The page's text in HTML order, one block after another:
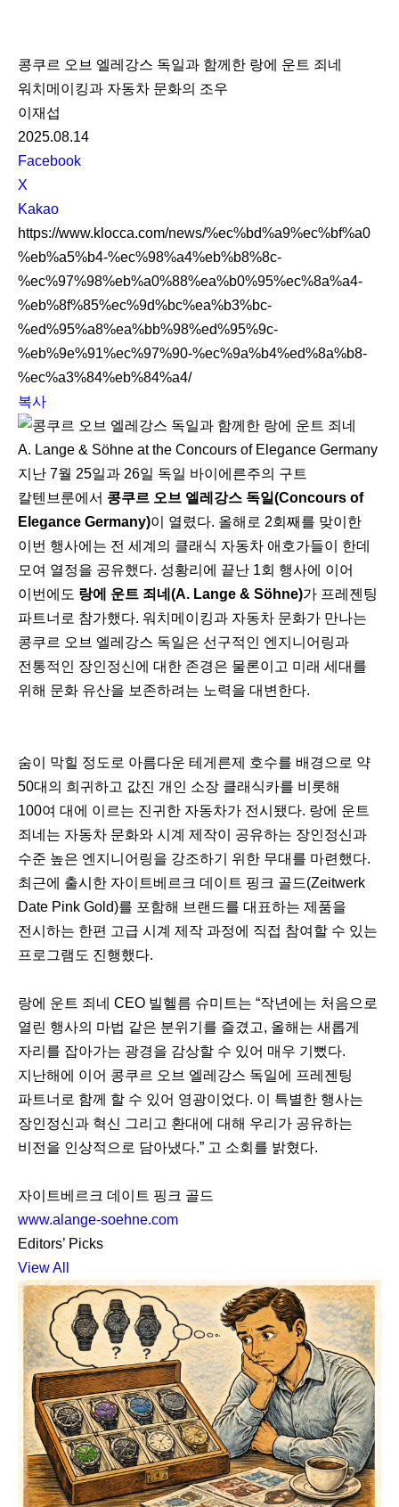
O
C
콩쿠르 오브 엘레강스 독일과 함께한 랑에 운트 죄네
워치메이킹과 자동차 문화의 조우
이재섭
2025.08.14
S
N
S
S
h
a
r
e
Facebook
X
Kakao
https://www.klocca.com/news/%ec%bd%a9%ec%bf%a0
%eb%a5%b4-%ec%98%a4%eb%b8%8c-
%ec%97%98%eb%a0%88%ea%b0%95%ec%8a%a4-
%eb%8f%85%ec%9d%bc%ea%b3%bc-
%ed%95%a8%ea%bb%98%ed%95%9c-
%eb%9e%91%ec%97%90-%ec%9a%b4%ed%8a%b8-
%ec%a3%84%eb%84%a4/
복사
A. Lange & Söhne at the Concours of Elegance Germany
지난 7월 25일과 26일 독일 바이에른주의 구트
칼텐브룬에서 콩쿠르 오브 엘레강스 독일(Concours of
Elegance Germany)이 열렸다. 올해로 2회째를 맞이한
이번 행사에는 전 세계의 클래식 자동차 애호가들이 한데
모여 열정을 공유했다. 성황리에 끝난 1회 행사에 이어
이번에도 랑에 운트 죄네(A. Lange & Söhne)가 프레젠팅
파트너로 참가했다. 워치메이킹과 자동차 문화가 만나는
콩쿠르 오브 엘레강스 독일은 선구적인 엔지니어링과
전통적인 장인정신에 대한 존경은 물론이고 미래 세대를
위해 문화 유산을 보존하려는 노력을 대변한다.
숨이 막힐 정도로 아름다운 테게른제 호수를 배경으로 약
50대의 희귀하고 값진 개인 소장 클래식카를 비롯해
100여 대에 이르는 진귀한 자동차가 전시됐다. 랑에 운트
죄네는 자동차 문화와 시계 제작이 공유하는 장인정신과
수준 높은 엔지니어링을 강조하기 위한 무대를 마련했다.
최근에 출시한 자이트베르크 데이트 핑크 골드(Zeitwerk
Date Pink Gold)를 포함해 브랜드를 대표하는 제품을
전시하는 한편 고급 시계 제작 과정에 직접 참여할 수 있는
프로그램도 진행했다.
랑에 운트 죄네 CEO 빌헬름 슈미트는 “작년에는 처음으로
열린 행사의 마법 같은 분위기를 즐겼고, 올해는 새롭게
자리를 잡아가는 광경을 감상할 수 있어 매우 기뻤다.
지난해에 이어 콩쿠르 오브 엘레강스 독일에 프레젠팅
파트너로 함께 할 수 있어 영광이었다. 이 특별한 행사는
장인정신과 혁신 그리고 환대에 대해 우리가 공유하는
비전을 인상적으로 담아냈다.” 고 소회를 밝혔다.
자이트베르크 데이트 핑크 골드
www.alange-soehne.com
Editors’ Picks
View All